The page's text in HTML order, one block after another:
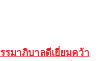
รมาภิบาลดีเยี่ยมคว้า